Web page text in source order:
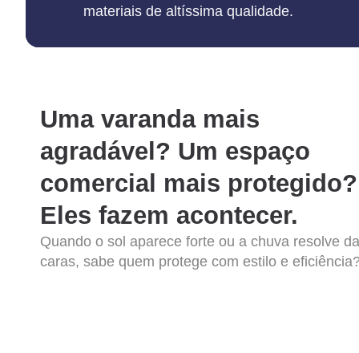
materiais de altíssima qualidade.
Uma varanda mais
agradável? Um espaço
comercial mais protegido?
Eles fazem acontecer.
Quando o sol aparece forte ou a chuva resolve
caras, sabe quem protege com estilo e